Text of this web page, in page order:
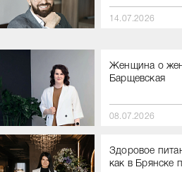
14.07.2026
Женщина о
Барщевская
08.07.2026
Здоровое
как в Брянске